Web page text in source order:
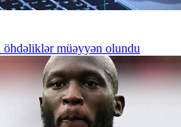
müəyyən olundu